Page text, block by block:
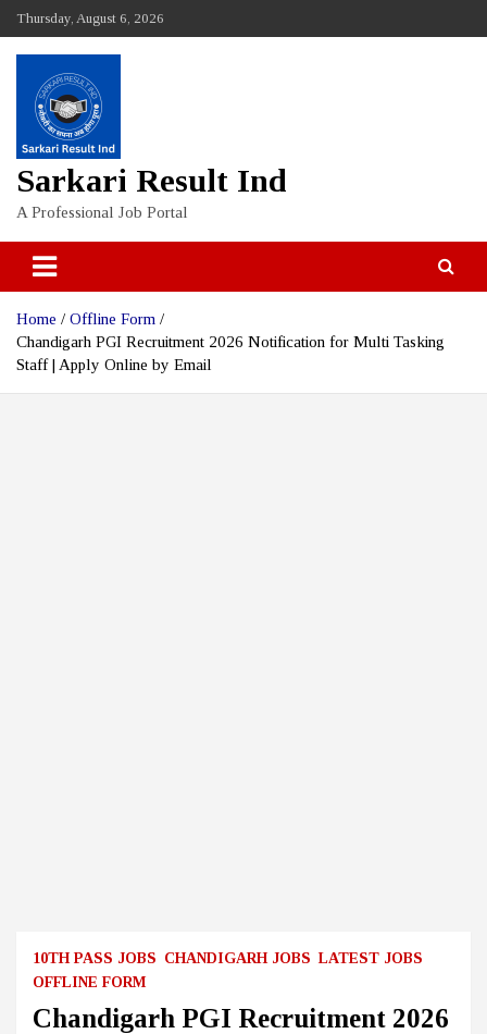
Skip
content
Thursday, August 6, 2026
Sarkari Result Ind
A Professional Job Portal
Home
Offline Form
Chandigarh PGI Recruitment 2026 Notification for Multi Tasking
Staff | Apply Online by Email
10TH PASS JOBS CHANDIGARH JOBS LATEST JOBS
OFFLINE FORM
Chandigarh PGI Recruitment 2026